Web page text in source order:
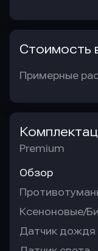
Стоимость
Примерные
Premium
Обзор
Ксеноновые/
Датчик дождя